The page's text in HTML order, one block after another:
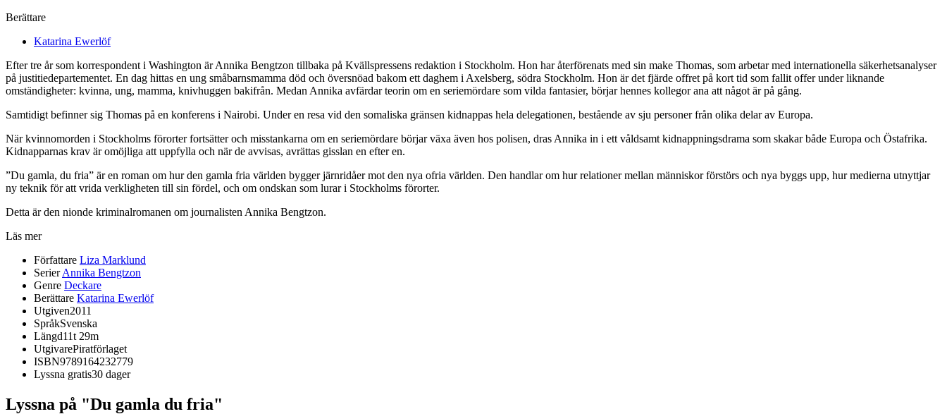
Berättare
Katarina Ewerlöf
Efter tre år som korrespondent i Washington är Annika Bengtzon tillbaka på Kvällspressens redaktion i Stockholm. Hon har återförenats med sin make Thomas, som arbetar med internationella säkerhetsanalyser
på justitiedepartementet. En dag hittas en ung småbarnsmamma död och översnöad bakom ett daghem i Axelsberg, södra Stockholm. Hon är det fjärde offret på kort tid som fallit offer under liknande
omständigheter: kvinna, ung, mamma, knivhuggen bakifrån. Medan Annika avfärdar teorin om en seriemördare som vilda fantasier, börjar hennes kollegor ana att något är på gång.
Samtidigt befinner sig Thomas på en konferens i Nairobi. Under en resa vid den somaliska gränsen kidnappas hela delegationen, bestående av sju personer från olika delar av Europa.
När kvinnomorden i Stockholms förorter fortsätter och misstankarna om en seriemördare börjar växa även hos polisen, dras Annika in i ett våldsamt kidnappningsdrama som skakar både Europa och Östafrika.
Kidnapparnas krav är omöjliga att uppfylla och när de avvisas, avrättas gisslan en efter en.
”Du gamla, du fria” är en roman om hur den gamla fria världen bygger järnridåer mot den nya ofria världen. Den handlar om hur relationer mellan människor förstörs och nya byggs upp, hur medierna utnyttjar
ny teknik för att vrida verkligheten till sin fördel, och om ondskan som lurar i Stockholms förorter.
Detta är den nionde kriminalromanen om journalisten Annika Bengtzon.
Läs mer
Författare Liza Marklund
Serier Annika Bengtzon
Genre Deckare
Berättare Katarina Ewerlöf
Utgiven2011
SpråkSvenska
Längd11t 29m
UtgivarePiratförlaget
ISBN9789164232779
Lyssna gratis30 dager
Lyssna på "Du gamla du fria"